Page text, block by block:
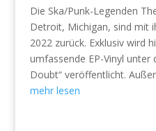
Die Ska/Punk-Legenden
Detroit, Michigan, sind mit
2022 zurück. Exklusiv wird
umfassende EP-Vinyl unter
Doubt“ veröffentlicht.
mehr lesen